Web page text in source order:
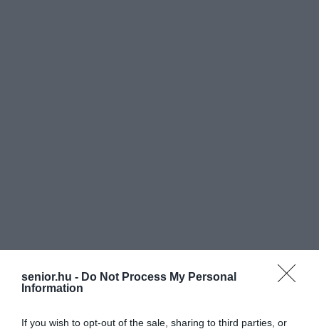
senior.hu - Do Not Process My Personal
Information
If you wish to opt-out of the sale, sharing to third parties, or